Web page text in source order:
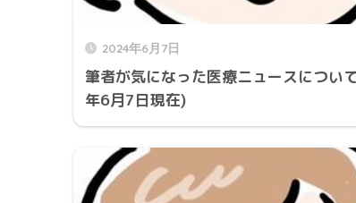
2024年6月7日
筆者が気になった医療ニュースについ
年6月7日現在)